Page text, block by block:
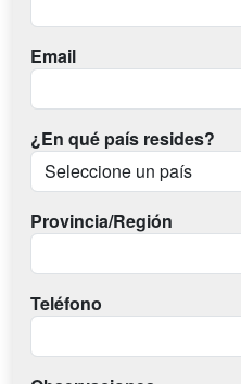
Email
¿En qué país resides?
Provincia/Región
Teléfono